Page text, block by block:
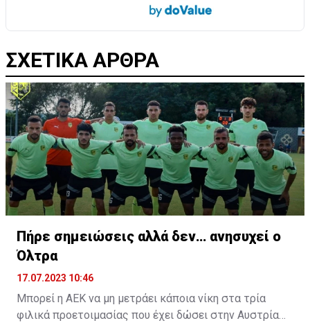
ΣΧΕΤΙΚΑ ΑΡΘΡΑ
Πήρε σημειώσεις αλλά δεν… ανησυχεί ο
Όλτρα
17.07.2023 10:46
Μπορεί η ΑΕΚ να μη μετράει κάποια νίκη στα τρία
φιλικά προετοιμασίας που έχει δώσει στην Αυστρία